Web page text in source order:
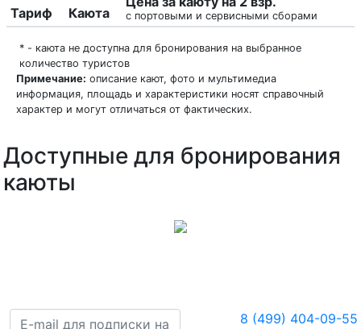
Тариф Каюта с портовыми и сервисными сборами
* - каюта не доступна для бронирования на выбранное
количество туристов
Примечание: описание кают, фото и мультимедиа
информация, площадь и характеристики носят справочный
характер и могут отличаться от фактических.
Доступные для бронирования
каюты
8 (499) 404-09-55